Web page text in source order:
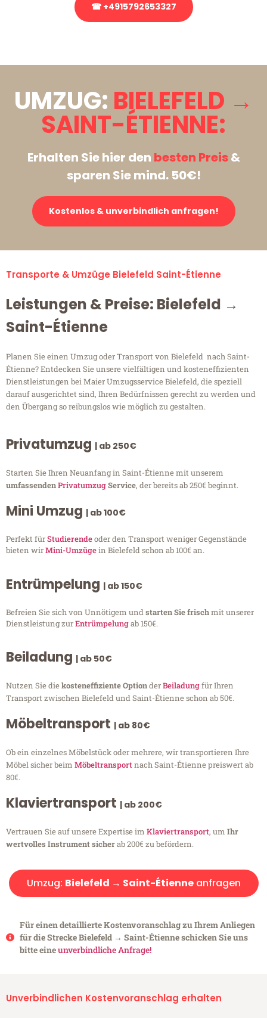
☎ +4915792653327
UMZUG: BIELEFELD →
SAINT-ÉTIENNE:
Erhalten Sie hier den besten Preis&
sparen Sie mind. 50€!
Kostenlos & unverbindlich anfragen!
Transporte & Umzüge Bielefeld Saint-Étienne
Leistungen & Preise: Bielefeld →
Saint-Étienne
Planen Sie einen Umzug oder Transport von Bielefeld nach Saint-
Étienne? Entdecken Sie unsere vielfältigen und kosteneffizienten
Dienstleistungen bei Maier Umzugsservice Bielefeld, die speziell
darauf ausgerichtet sind, Ihren Bedürfnissen gerecht zu werden und
den Übergang so reibungslos wie möglich zu gestalten.
Privatumzug | ab 250€
Starten Sie Ihren Neuanfang in Saint-Étienne mit unserem
umfassendenPrivatumzugService, der bereits ab 250€ beginnt.
Mini Umzug | ab 100€
Perfekt fürStudierendeoder den Transport weniger Gegenstände
bieten wirMini-Umzügein Bielefeld schon ab 100€ an.
Entrümpelung | ab 150€
Befreien Sie sich von Unnötigem undstarten Sie frischmit unserer
Dienstleistung zurEntrümpelungab 150€.
Beiladung | ab 50€
Nutzen Sie diekosteneffiziente OptionderBeiladungfür Ihren
Transport zwischen Bielefeld und Saint-Étienne schon ab 50€.
Möbeltransport | ab 80€
Ob ein einzelnes Möbelstück oder mehrere, wir transportieren Ihre
Möbel sicher beim Möbeltransportnach Saint-Étienne preiswert ab
80€.
Klaviertransport | ab 200€
Vertrauen Sie auf unsere Expertise im Klaviertransport, um Ihr
wertvolles Instrument sicherab 200€ zu befördern.
Umzug: Bielefeld → Saint-Étienneanfragen
Für einen detaillierte Kostenvoranschlag zu Ihrem Anliegen
für die Strecke Bielefeld → Saint-Étienne schicken Sie uns
bitte eineunverbindliche Anfrage!
Unverbindlichen Kostenvoranschlag erhalten